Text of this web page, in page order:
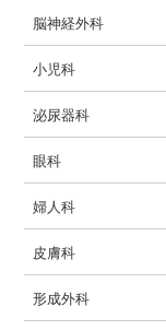
脳神経外科
小児科
泌尿器科
ロボット支援手術
眼科
婦人科
皮膚科
形成外科